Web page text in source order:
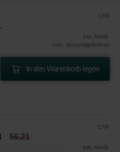
CHF
inkl. MwSt.
exkl. Versandgebühren
In den Warenkorb legen
CHF
56.21
inkl. MwSt.